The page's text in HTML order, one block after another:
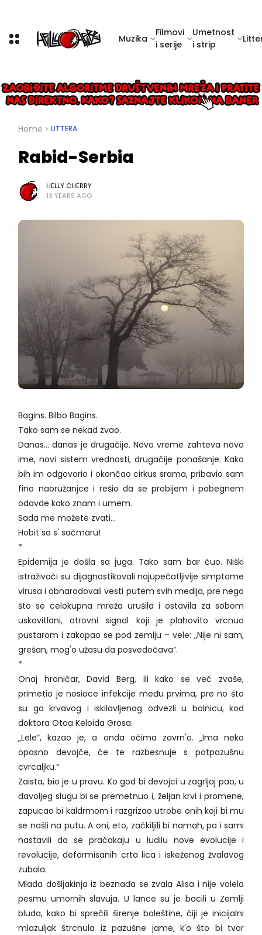
Muzika
Filmovi
i serije
Umetnost
i strip
Home LITTERA
Rabid-Serbia
HELLY CHERRY
13 YEARS AGO
Bagins. Bilbo Bagins.
Tako sam se nekad zvao.
Danas... danas je drugačije. Novo vreme zahteva novo
ime, novi sistem vrednosti, drugačije ponašanje. Kako
bih im odgovorio i okončao cirkus srama, pribavio sam
fino naoružanjce i rešio da se probijem i pobegnem
odavde kako znam i umem.
Sada me možete zvati...
Hobit sa s' sačmaru!
*
Epidemija je došla sa juga. Tako sam bar čuo. Niški
istraživači su dijagnostikovali najupečatljivije simptome
virusa i obnarodovali vesti putem svih medija, pre nego
što se celokupna mreža urušila i ostavila za sobom
uskovitlani, otrovni signal koji je plahovito vrcnuo
pustarom i zakopao se pod zemlju – vele: „Nije ni sam,
grešan, mog'o užasu da posvedočava“.
*
Onaj hroničar, David Berg, ili kako se već zvaše,
primetio je nosioce infekcije među prvima, pre no što
su ga krvavog i iskilavljenog odvezli u bolnicu, kod
doktora Otoa Keloida Grosa.
„Lele“, kazao je, a onda očima zavrn'o. „Ima neko
opasno devojče, će te razbesnuje s potpazušnu
cvrcaljku.“
Zaista, bio je u pravu. Ko god bi devojci u zagrljaj pao, u
đavoljeg slugu bi se premetnuo i, željan krvi i promene,
zapucao bi kaldrmom i razgrizao utrobe onih koji bi mu
se našli na putu. A oni, eto, začkiljili bi namah, pa i sami
nastavili da se praćakaju u ludilu nove evolucije i
revolucije, deformisanih crta lica i iskeženog žvalavog
zubala.
Mlada došljakinja iz beznađa se zvala Alisa i nije volela
pesmu umornih slavuja. U lance su je bacili u Zemlji
bluda, kako bi sprečili širenje boleštine, čiji je inicijalni
mlazuljak štrcnula iz pazušne jame, k'o što bi tvor